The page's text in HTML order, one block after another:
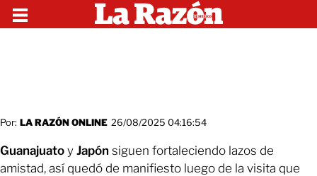
Por: LA RAZÓN ONLINE 26/08/2025 04:16:54
Guanajuato y Japón siguen fortaleciendo lazos de
amistad, así quedó de manifiesto luego de la visita que